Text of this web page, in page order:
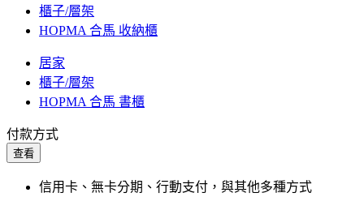
櫃子/層架
HOPMA 合馬 收納櫃
居家
櫃子/層架
HOPMA 合馬 書櫃
付款方式
查看
信用卡、無卡分期、行動支付，與其他多種方式